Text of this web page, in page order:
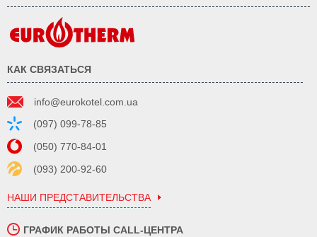
КАК СВЯЗАТЬСЯ
info@eurokotel.com.ua
(097) 099-78-85
(050) 770-84-01
(093) 200-92-60
НАШИ ПРЕДСТАВИТЕЛЬСТВА
ГРАФИК РАБОТЫ CALL-ЦЕНТРА